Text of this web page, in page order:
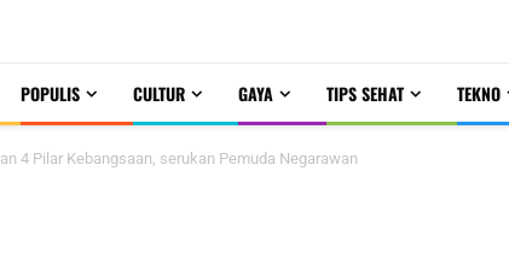
POPULIS CULTUR GAYA TIPS SEHAT TEKNO
4 Pilar Kebangsaan, serukan Pemuda Negarawan